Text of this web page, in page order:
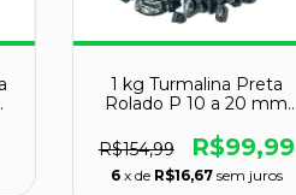
1 kg Turmalina Preta
Rolado P 10 a 20 mm
R$154,99
R$99,99
6 x de R$16,67 sem juros